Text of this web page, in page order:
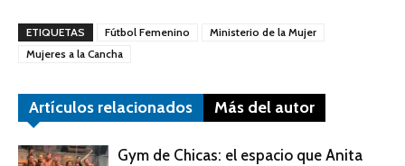
ETIQUETAS Fútbol Femenino
Ministerio de la Mujer
Mujeres a la Cancha
Artículos relacionados Más del autor
Gym de Chicas: el espacio que Anita